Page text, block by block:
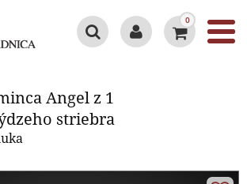
0
Angel z 1
striebra
minca Angel z 1